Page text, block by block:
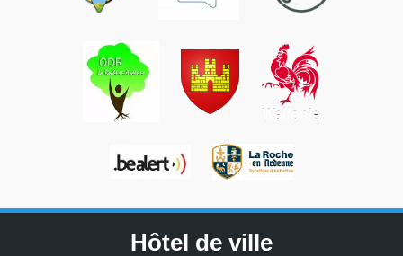
Hôtel de ville